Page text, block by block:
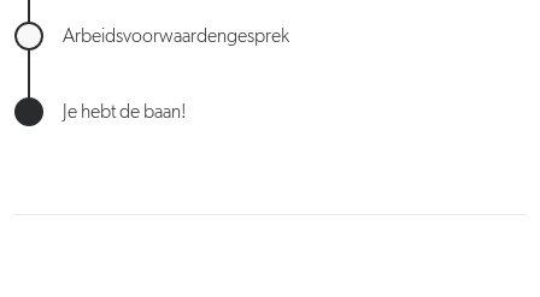
Arbeidsvoorwaardengesprek
Je hebt de baan!